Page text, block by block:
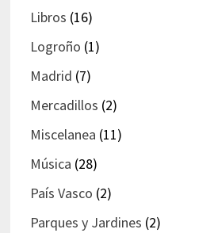
Libros (16)
Logroño (1)
Madrid (7)
Mercadillos (2)
Miscelanea (11)
Música (28)
País Vasco (2)
Parques y Jardines (2)